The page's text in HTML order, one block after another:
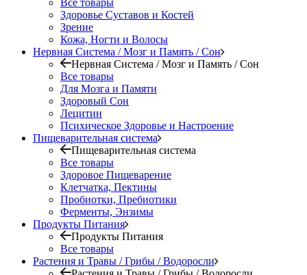
Все товары
Здоровье Суставов и Костей
Зрение
Кожа, Ногти и Волосы
Нервная Система / Мозг и Память / Сон
Нервная Система / Мозг и Память / Сон
Все товары
Для Мозга и Памяти
Здоровый Сон
Лецитин
Психическое Здоровье и Настроение
Пищеварительная система
Пищеварительная система
Все товары
Здоровое Пищеварение
Клетчатка, Пектины
Пробиотки, Пребиотики
Ферменты, Энзимы
Продукты Питания
Продукты Питания
Все товары
Растения и Травы / Грибы / Водоросли